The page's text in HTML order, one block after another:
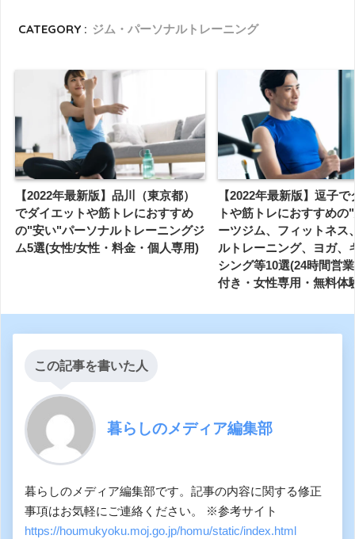
CATEGORY : ジム・パーソナルトレーニング
【2022年最新版】品川（東京都）
でダイエットや筋トレにおすすめ
の"安い"パーソナルトレーニングジ
ム5選(女性/女性・料金・個人専用)
【2022年最新版】逗子
トや筋トレにおすすめの
ーツジム、フィットネス
ルトレーニング、ヨガ、
シング等10選(24時間営
付き・女性専用・無料体
この記事を書いた人
暮らしのメディア編集部
暮らしのメディア編集部です。記事の内容に関する修正
事項はお気軽にご連絡ください。 ※参考サイト
https://houmukyoku.moj.go.jp/homu/static/index.html